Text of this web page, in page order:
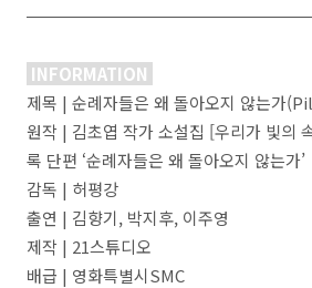
INFORMATION
제목 | 순례자들은 왜 돌아오지 않는가
원작 | 김초엽 작가 소설집 [우리가 빛의
록 단편 ‘순례자들은 왜 돌아오지 않는가’
감독 | 허평강
출연 | 김향기, 박지후, 이주영
제작 | 21스튜디오
배급 | 영화특별시SMC